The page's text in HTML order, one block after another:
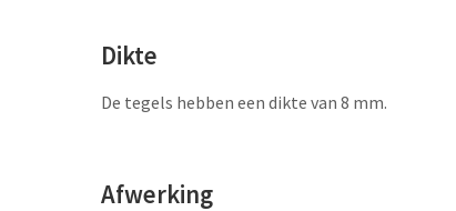
Dikte
De tegels hebben een dikte van 8 mm.
Afwerking